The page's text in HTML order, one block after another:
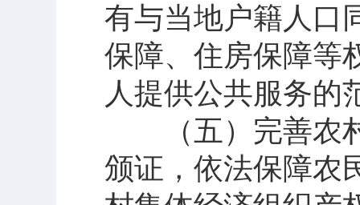
有与当地户籍人口
保障、住房保障等
人提供公共服务的
（五）完善农村
颁证，依法保障农